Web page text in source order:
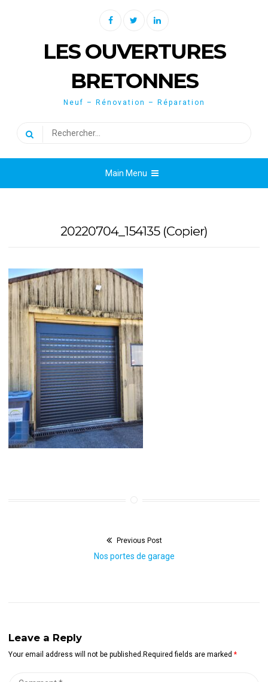
FacebookTwitterLinkedin
LES OUVERTURES
BRETONNES
Neuf – Rénovation – Réparation
Rechercher :
Main Menu
20220704_154135 (Copier)
Previous Post
Previous
Nos portes de garage
Leave a Reply
Your email address will not be published.Required fields are marked *
Comment